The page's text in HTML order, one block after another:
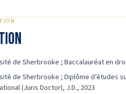
de Sherbrooke ; Baccalauréat en
de Sherbrooke ; Diplôme d’études
(Juris Doctor), J.D., 2023